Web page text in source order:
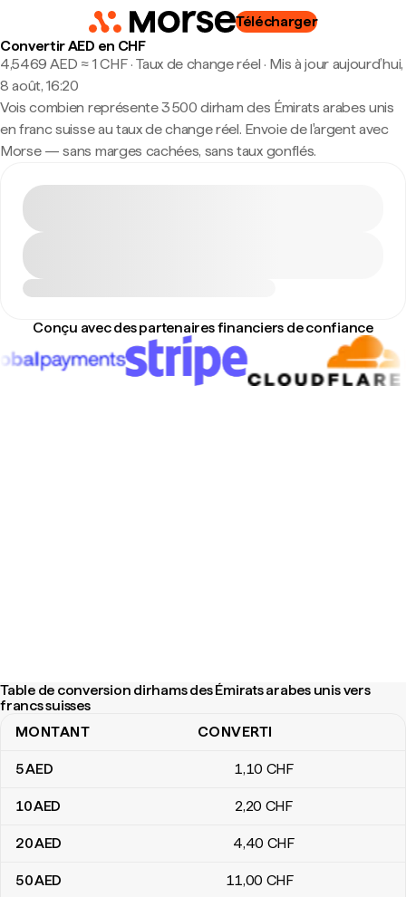
Télécharger
Convertir AED en CHF
4,5469 AED ≈ 1 CHF · Taux de change réel · Mis à jour aujourd’hui,
8 août, 16:20
Vois combien représente 3 500 dirham des Émirats arabes unis
en franc suisse au taux de change réel. Envoie de l'argent avec
Morse — sans marges cachées, sans taux gonflés.
Conçu avec des partenaires financiers de confiance
Table de conversion dirhams des Émirats arabes unis vers
francs suisses
Table de conversion dirhams des Émirats arabes unis vers
MONTANT CONVERTI
5AED 1,10 CHF
10AED 2,20 CHF
20AED 4,40 CHF
50AED 11,00 CHF